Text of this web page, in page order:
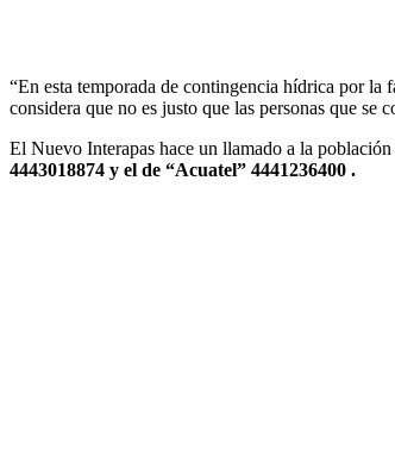
“En esta temporada de contingencia hídrica por
considera que no es justo que las personas que se
El Nuevo Interapas hace un llamado a la población
4443018874 y el de “Acuatel” 4441236400 .